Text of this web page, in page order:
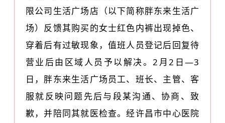
限公司生活广场店（以下简称胖东来生活广
场）反馈其购买的女士红色内裤出现掉色、
穿着后有过敏现象，值班人员登记后回复待
营业后由区域人员予以解决。2月2日—3
日，胖东来生活广场员工、班长、主管、客
服就反映问题先后与段某沟通、协商、致
歉，并陪同其就医检查。经许昌市中心医院